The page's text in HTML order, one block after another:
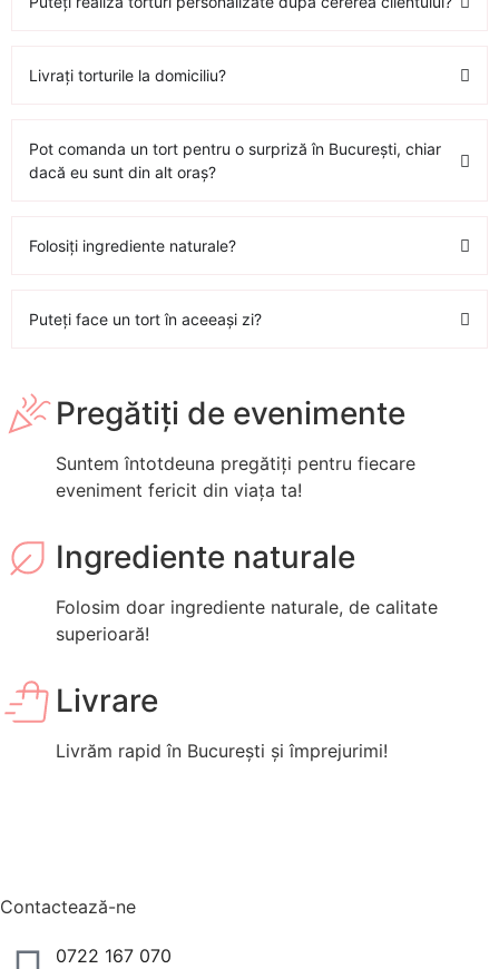
Livrați torturile la domiciliu?
Pot comanda un tort pentru o surpriză în București, chiar
dacă eu sunt din alt oraș?
Folosiți ingrediente naturale?
Puteți face un tort în aceeași zi?
Pregătiți de evenimente
Suntem întotdeuna pregătiți pentru fiecare
eveniment fericit din viața ta!
Ingrediente naturale
Folosim doar ingrediente naturale, de calitate
superioară!
Livrare
Livrăm rapid în București și împrejurimi!
Contactează-ne
0722 167 070